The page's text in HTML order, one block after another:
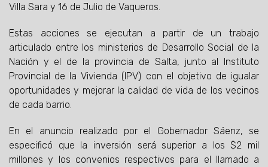
Villa Sara y 16 de Julio de Vaqueros.
Estas acciones se ejecutan a partir de un trabajo
articulado entre los ministerios de Desarrollo Social de la
Nación y el de la provincia de Salta, junto al Instituto
Provincial de la Vivienda (IPV) con el objetivo de igualar
oportunidades y mejorar la calidad de vida de los vecinos
de cada barrio.
En el anuncio realizado por el Gobernador Sáenz, se
especificó que la inversión será superior a los $2 mil
millones y los convenios respectivos para el llamado a